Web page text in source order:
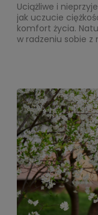
Uciążliwe i
jak uczucie
komfort życia.
w radzeniu sobie z